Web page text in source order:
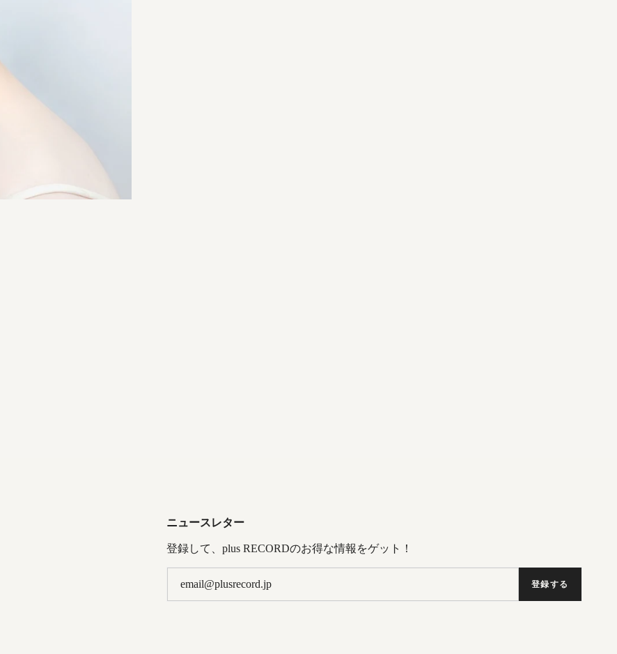
ニュースレター
登録して、plus RECORDのお得な情報をゲット！
登録する